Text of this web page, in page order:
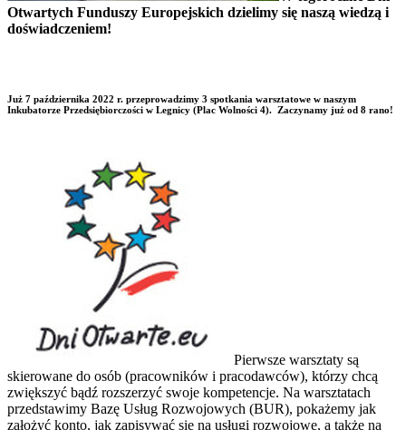
Otwartych Funduszy Europejskich dzielimy się naszą wiedzą i
doświadczeniem!
Już 7 października 2022 r. przeprowadzimy 3 spotkania warsztatowe w naszym
Inkubatorze Przedsiębiorczości w Legnicy (Plac Wolności 4). Zaczynamy już od 8 rano!
Pierwsze warsztaty są
skierowane do osób (pracowników i pracodawców), którzy chcą
zwiększyć bądź rozszerzyć swoje kompetencje. Na warsztatach
przedstawimy Bazę Usług Rozwojowych (BUR), pokażemy jak
założyć konto, jak zapisywać się na usługi rozwojowe, a także na